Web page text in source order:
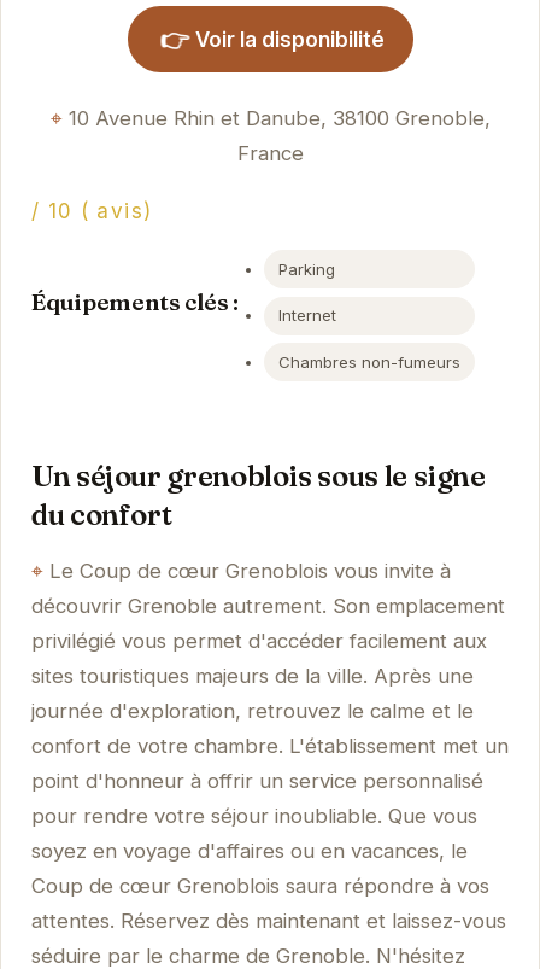
👉 Voir la disponibilité
10 Avenue Rhin et Danube, 38100 Grenoble,
France
/ 10 ( avis)
Équipements clés :
Parking
Internet
Chambres non-fumeurs
Un séjour grenoblois sous le signe
du confort
Le Coup de cœur Grenoblois vous invite à
découvrir Grenoble autrement. Son emplacement
privilégié vous permet d'accéder facilement aux
sites touristiques majeurs de la ville. Après une
journée d'exploration, retrouvez le calme et le
confort de votre chambre. L'établissement met un
point d'honneur à offrir un service personnalisé
pour rendre votre séjour inoubliable. Que vous
soyez en voyage d'affaires ou en vacances, le
Coup de cœur Grenoblois saura répondre à vos
attentes. Réservez dès maintenant et laissez-vous
séduire par le charme de Grenoble. N'hésitez